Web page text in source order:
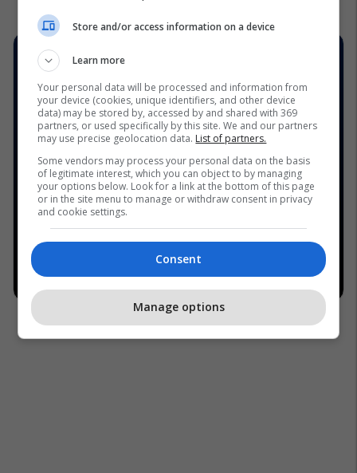
Store and/or access information on a device
Learn more
Your personal data will be processed and information from
your device (cookies, unique identifiers, and other device
data) may be stored by, accessed by and shared with 369
partners, or used specifically by this site. We and our partners
may use precise geolocation data. List of partners.
Some vendors may process your personal data on the basis
of legitimate interest, which you can object to by managing
your options below. Look for a link at the bottom of this page
or in the site menu to manage or withdraw consent in privacy
and cookie settings.
Consent
Manage options